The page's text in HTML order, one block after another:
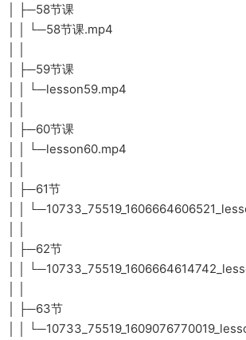
│ ├─58节课
│ │ └─58节课.mp4
│ ├─59节课
│ │ └─lesson59.mp4
│ ├─60节课
│ │ └─lesson60.mp4
│ ├─61节
│ │
│ ├─62节
│ │
│ ├─63节
│ │